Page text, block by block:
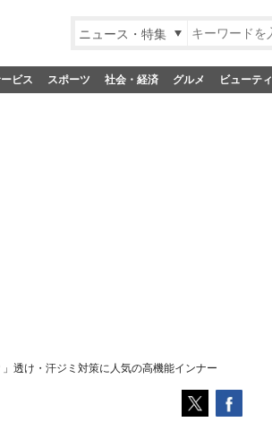
ニュース・特集
ビス スポーツ 社会・経済 グルメ ビューティ
透け・汗ジミ対策に人気の高機能インナー